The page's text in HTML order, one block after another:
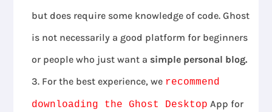
but does require some knowledge of code. Ghost
is not necessarily a good platform for beginners
or people who just want a simple personal blog.
For the best experience, we recommend
downloading the Ghost Desktop App for